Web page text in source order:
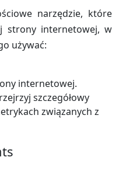
narzędzie, które
strony internetowej, w
używać:
internetowej.
szczegółowy
związanych z